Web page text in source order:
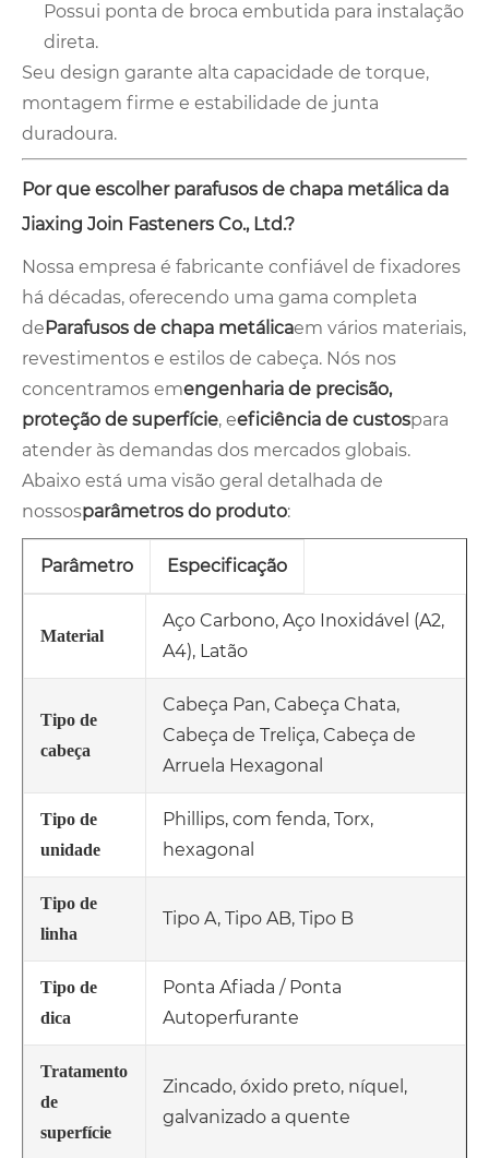
Possui ponta de broca embutida para instalação
direta.
Seu design garante alta capacidade de torque,
montagem firme e estabilidade de junta
duradoura.
Por que escolher parafusos de chapa metálica da
Jiaxing Join Fasteners Co., Ltd.?
Nossa empresa é fabricante confiável de fixadores
há décadas, oferecendo uma gama completa
deParafusos de chapa metálicaem vários materiais,
revestimentos e estilos de cabeça. Nós nos
concentramos emengenharia de precisão,
proteção de superfície, eeficiência de custospara
atender às demandas dos mercados globais.
Abaixo está uma visão geral detalhada de
nossosparâmetros do produto:
Parâmetro Especificação
Material
Aço Carbono, Aço Inoxidável (A2,
A4), Latão
Tipo de
cabeça
Cabeça Pan, Cabeça Chata,
Cabeça de Treliça, Cabeça de
Arruela Hexagonal
Tipo de
unidade
Phillips, com fenda, Torx,
hexagonal
Tipo de
linha
Tipo A, Tipo AB, Tipo B
Tipo de
dica
Ponta Afiada / Ponta
Autoperfurante
Tratamento
de
superfície
Zincado, óxido preto, níquel,
galvanizado a quente